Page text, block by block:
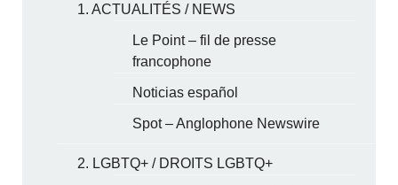
1. ACTUALITÉS / NEWS
Le Point – fil de presse
francophone
Noticias español
Spot – Anglophone Newswire
2. LGBTQ+ / DROITS LGBTQ+